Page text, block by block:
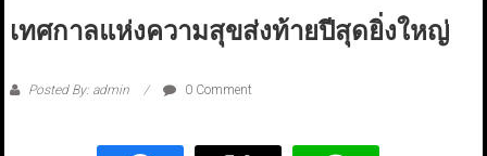
เทศกาลแห่งความสุขส่งท้ายปีสุดยิ่งใหญ่
Posted By: admin 0 Comment